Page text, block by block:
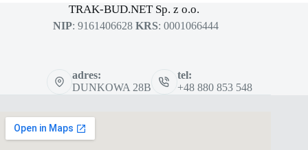
TRAK-BUD.NET Sp. z o.o.
NIP: 9161406628 KRS: 0001066444
adres:
DUNKOWA 28B
tel:
+48 880 853 548